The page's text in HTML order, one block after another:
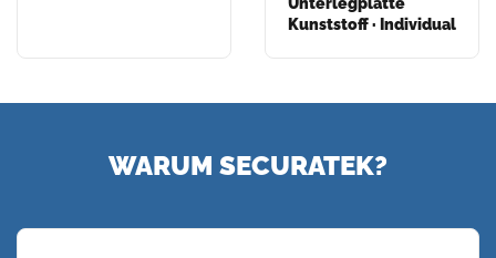
Kunststoff · Individual
WARUM SECURATEK?